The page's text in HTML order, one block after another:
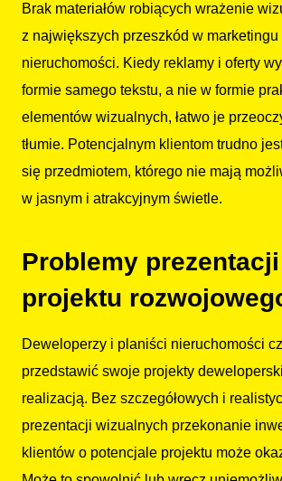
Brak materiałów robiących wrażenie
z największych przeszkód w marketingu
nieruchomości. Kiedy reklamy i oferty
formie samego tekstu, a nie w formie
elementów wizualnych, łatwo je
tłumie. Potencjalnym klientom trudno
się przedmiotem, którego nie mają
w jasnym i atrakcyjnym świetle.
Problemy prezentacji
projektu
Deweloperzy i planiści nieruchomości
przedstawić swoje projekty
realizacją. Bez szczegółowych i
prezentacji wizualnych przekonanie
klientów o potencjale projektu może